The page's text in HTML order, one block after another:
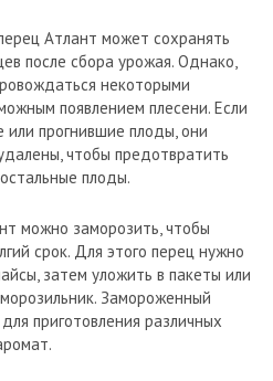
Атлант может сохранять
после сбора урожая. Однако,
некоторыми
появлением плесени. Если
прогнившие плоды, они
чтобы предотвратить
плоды.
можно заморозить, чтобы
срок. Для этого перец нужно
затем уложить в пакеты или
Замороженный
приготовления различных